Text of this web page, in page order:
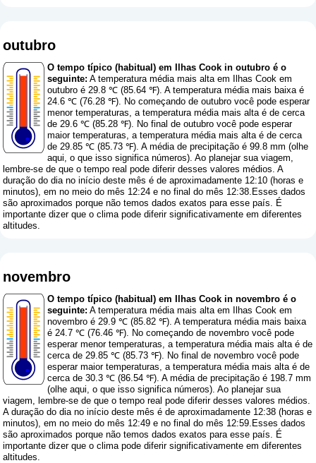
outubro
O tempo típico (habitual) em Ilhas Cook in outubro é o
seguinte: A temperatura média mais alta em Ilhas Cook em
outubro é 29.8 ℃ (85.64 ℉). A temperatura média mais baixa é
24.6 ℃ (76.28 ℉). No começando de outubro você pode esperar
menor temperaturas, a temperatura média mais alta é de cerca
de 29.6 ℃ (85.28 ℉). No final de outubro você pode esperar
maior temperaturas, a temperatura média mais alta é de cerca
de 29.85 ℃ (85.73 ℉). A média de precipitação é 99.8 mm (olhe
aqui, o que isso significa números). Ao planejar sua viagem,
lembre-se de que o tempo real pode diferir desses valores médios. A
duração do dia no início deste mês é de aproximadamente 12:10 (horas e
minutos), em no meio do mês 12:24 e no final do mês 12:38.Esses dados
são aproximados porque não temos dados exatos para esse país. É
importante dizer que o clima pode diferir significativamente em diferentes
altitudes.
novembro
O tempo típico (habitual) em Ilhas Cook in novembro é o
seguinte: A temperatura média mais alta em Ilhas Cook em
novembro é 29.9 ℃ (85.82 ℉). A temperatura média mais baixa
é 24.7 ℃ (76.46 ℉). No começando de novembro você pode
esperar menor temperaturas, a temperatura média mais alta é de
cerca de 29.85 ℃ (85.73 ℉). No final de novembro você pode
esperar maior temperaturas, a temperatura média mais alta é de
cerca de 30.3 ℃ (86.54 ℉). A média de precipitação é 198.7 mm
(olhe aqui, o que isso significa números). Ao planejar sua
viagem, lembre-se de que o tempo real pode diferir desses valores médios.
A duração do dia no início deste mês é de aproximadamente 12:38 (horas e
minutos), em no meio do mês 12:49 e no final do mês 12:59.Esses dados
são aproximados porque não temos dados exatos para esse país. É
importante dizer que o clima pode diferir significativamente em diferentes
altitudes.